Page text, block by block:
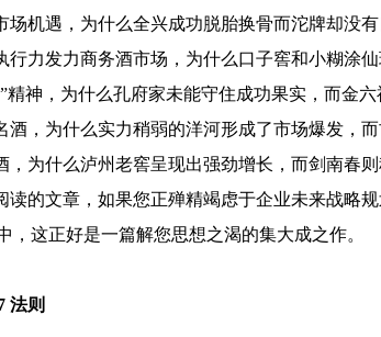
场机遇，为什么全兴成功脱胎换骨而沱牌却没有
行力发力商务酒市场，为什么口子窖和小糊涂
精神，为什么孔府家未能守住成功果实，而金
酒，为什么实力稍弱的洋河形成了市场爆发，
，为什么泸州老窖呈现出强劲增长，而剑南春则
读的文章，如果您正殚精竭虑于企业未来战略
，这正好是一篇解您思想之渴的集大成之作。
法则